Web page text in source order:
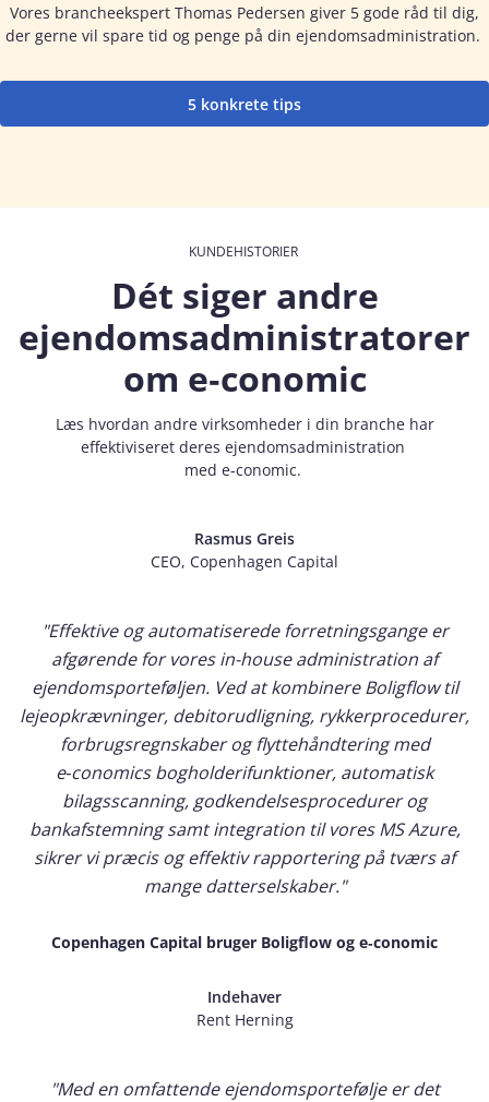
Vores brancheekspert Thomas Pedersen giver 5 gode råd til dig,
der gerne vil spare tid og penge på din ejendomsadministration.
5 konkrete tips
KUNDEHISTORIER
Dét siger andre
ejendomsadministratorer
om e‑conomic
Læs hvordan andre virksomheder i din branche har
effektiviseret deres ejendomsadministration
med e‑conomic.
Rasmus Greis
CEO, Copenhagen Capital
"Effektive og automatiserede forretningsgange er
afgørende for vores in-house administration af
ejendomsporteføljen. Ved at kombinere Boligflow til
lejeopkrævninger, debitorudligning, rykkerprocedurer,
forbrugsregnskaber og flyttehåndtering med
e‑conomics bogholderifunktioner, automatisk
bilagsscanning, godkendelsesprocedurer og
bankafstemning samt integration til vores MS Azure,
sikrer vi præcis og effektiv rapportering på tværs af
mange datterselskaber."
Copenhagen Capital bruger Boligflow og e‑conomic
Indehaver
Rent Herning
"Med en omfattende ejendomsportefølje er det